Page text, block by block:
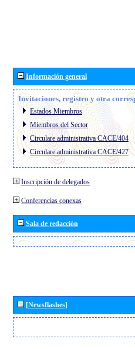
Información general
Invitaciones, registro y otra
Estados Miembros
Miembros del Sector
Circulare administrativa CACE/404
Circulare administrativa CACE/427
Inscripción de delegados
Conferencias conexas
Sala de redacción
[Newsflashes]